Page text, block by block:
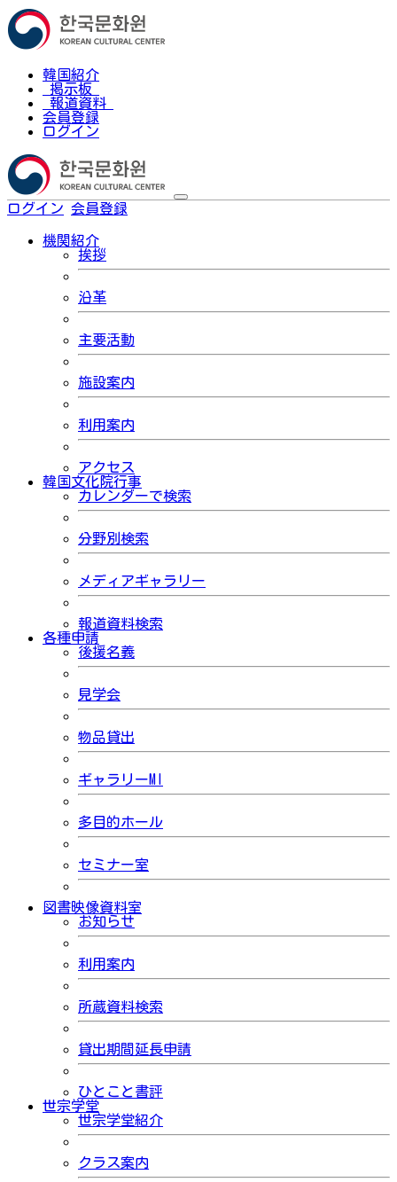
韓国紹介
掲示板
報道資料
会員登録
ログイン
ログイン 会員登録
機関紹介
挨拶
沿革
主要活動
施設案内
利用案内
アクセス
韓国文化院行事
カレンダーで検索
分野別検索
メディアギャラリー
報道資料検索
各種申請
後援名義
見学会
物品貸出
ギャラリーMI
多目的ホール
セミナー室
図書映像資料室
お知らせ
利用案内
所蔵資料検索
貸出期間延長申請
ひとこと書評
世宗学堂
世宗学堂紹介
クラス案内